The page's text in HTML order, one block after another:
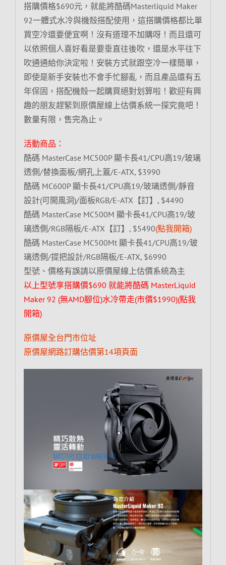
搭購價格$690元，就能將酷碼Masterliquid Maker
92一體式水冷與機殼搭配使用，這搭購價格都比單
買空冷還要便宜啊！沒有道理不加購呀！而且還可
以依照個人喜好看是要垂直往後吹，還是水平往下
吹通通給你決定啦！安裝方式就跟空冷一樣簡單，
即使是新手安裝也不會手忙腳亂，而且產品還有五
年保固，搭配機殼一起購買絕對划算啦！歡迎有興
趣的朋友趕緊到原價屋線上估價系統一探究竟吧！
數量有限，售完為止。
活動商品：
酷碼 MasterCase MC500P 顯卡長41/CPU高19/玻璃
透側/替換面板/網孔上蓋/E-ATX, $3990
酷碼 MC600P 顯卡長41/CPU高19/玻璃透側/靜音
設計(可開風洞)/面板RGB/E-ATX【訂】, $4490
酷碼 MasterCase MC500M 顯卡長41/CPU高19/玻
璃透側/RGB隔板/E-ATX【訂】, $5490(點我開箱)
酷碼 MasterCase MC500Mt 顯卡長41/CPU高19/玻
璃透側/提把設計/RGB隔板/E-ATX, $6990
型號、價格有誤請以原價屋線上估價系統為主
以上型號享搭購價$690 就能將酷碼 MasterLiquid
Maker 92 (無AMD腳位)水冷帶走(市價$1990)(點我
開箱)
原價屋全台門市位址
原價屋網路訂購估價第14項頁面